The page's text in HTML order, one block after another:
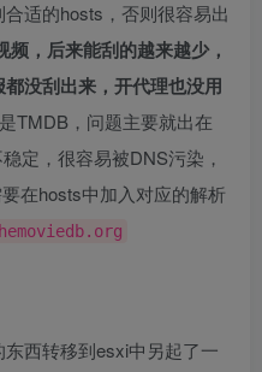
适的hosts，否则很容易出
，后来能刮的越来越少，
没刮出来，开代理也没用
TMDB，问题主要就出在
定，很容易被DNS污染，
在hosts中加入对应的解析
西转移到esxi中另起了一